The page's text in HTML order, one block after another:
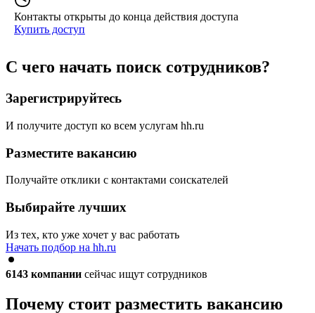
Контакты открыты до конца действия доступа
Купить доступ
С чего начать поиск сотрудников?
Зарегистрируйтесь
И получите доступ ко всем услугам hh.ru
Разместите вакансию
Получайте отклики с контактами соискателей
Выбирайте лучших
Из тех, кто уже хочет у вас работать
Начать подбор на hh.ru
6143 компании сейчас ищут сотрудников
Почему стоит разместить вакансию